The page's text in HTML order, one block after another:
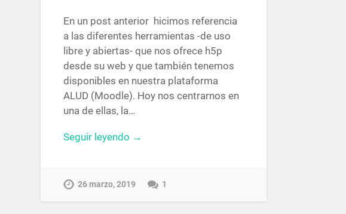
En un post anterior hicimos referencia
a las diferentes herramientas -de uso
libre y abiertas- que nos ofrece h5p
desde su web y que también tenemos
disponibles en nuestra plataforma
ALUD (Moodle). Hoy nos centrarnos en
una de ellas, la…
Seguir leyendo →
26 marzo, 2019 1